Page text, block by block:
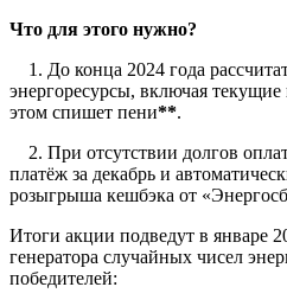
Что для этого нужно?
1. До конца 2024 года
энергоресурсы, включая
этом спишет пени**.
2. При отсутствии долгов
платёж за декабрь и
розыгрыша кешбэка от
Итоги акции подведут в январе
генератора случайных чисел
победителей: